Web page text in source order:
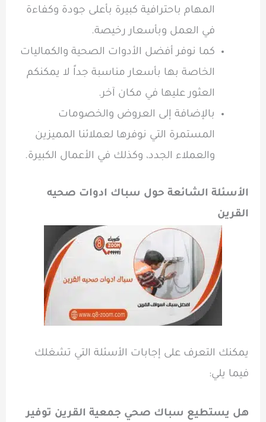
المهام باحترافية كبيرة بأعلى جودة وكفاءة
في العمل وبأسعار رخيصة.
كما نوفر أفضل الأدوات الصحية والكماليات
الخاصة بها بأسعار مناسبة جداً لا يمكنكم
العثور عليها في مكان آخر.
بالإضافة إلى العروض والخصومات
المستمرة التي نوفرها لعملائنا المميزين
والعملاء الجدد، وكذلك في الأعمال الكبيرة.
الأسئلة الشائعة حول سباك ادوات صحيه
القرين
يمكنك التعرف على إجابات الأسئلة التي تشغلك
فيما يلي:
هل يستطيع سباك صحي جمعية القرين توفير